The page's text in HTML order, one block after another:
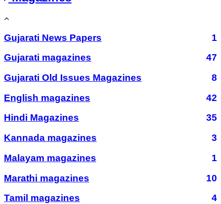
Gujarati News Papers
1
Gujarati magazines
47
Gujarati Old Issues Magazines
8
English magazines
42
Hindi Magazines
35
Kannada magazines
3
Malayam magazines
1
Marathi magazines
10
Tamil magazines
4